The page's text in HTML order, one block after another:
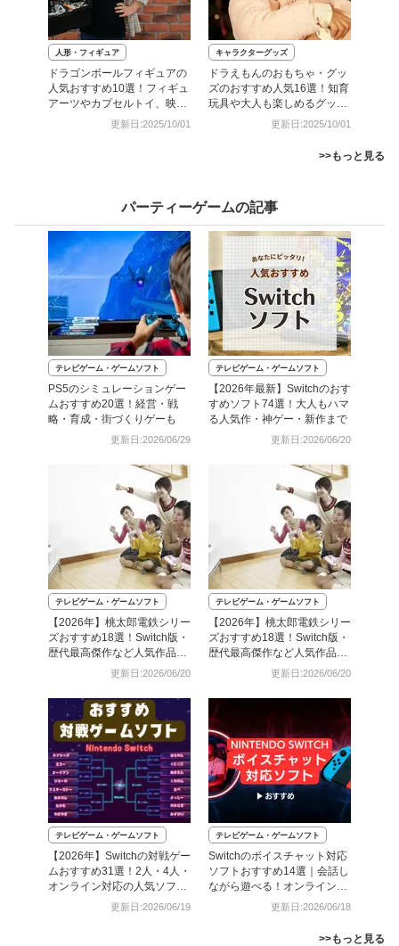
人形・フィギュア
ドラゴンボールフィギュアの
人気おすすめ10選！フィギュ
アーツやカプセルトイ、映画
最新作の商品まで更新日:2025/10/01
キャラクターグッズ
ドラえもんのおもちゃ・グッ
ズのおすすめ人気16選！知育
玩具や大人も楽しめるグッズ
更新日:2025/10/01
>>もっと見る
パーティーゲームの記事
テレビゲーム・ゲームソフト
PS5のシミュレーションゲー
ムおすすめ20選！経営・戦
略・育成・街づくりゲーも
更新日:2026/06/29
テレビゲーム・ゲームソフト
【2026年最新】Switchのおす
すめソフト74選！大人もハマ
る人気作・神ゲー・新作まで
更新日:2026/06/20
テレビゲーム・ゲームソフト
【2026年】桃太郎電鉄シリー
ズおすすめ18選！Switch版・
歴代最高傑作など人気作品を
更新日:2026/06/20
テレビゲーム・ゲームソフト
【2026年】桃太郎電鉄シリー
ズおすすめ18選！Switch版・
歴代最高傑作など人気作品を
更新日:2026/06/20
テレビゲーム・ゲームソフト
【2026年】Switchの対戦ゲー
ムおすすめ31選！2人・4人・
オンライン対応の人気ソフト
更新日:2026/06/19
テレビゲーム・ゲームソフト
Switchのボイスチャット対応
ソフトおすすめ14選｜会話し
ながら遊べる！オンライン協
更新日:2026/06/18
>>もっと見る